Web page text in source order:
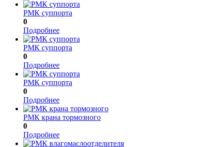
РМК суппорта
0
Подробнее
РМК суппорта
0
Подробнее
РМК суппорта
0
Подробнее
РМК крана тормозного
0
Подробнее